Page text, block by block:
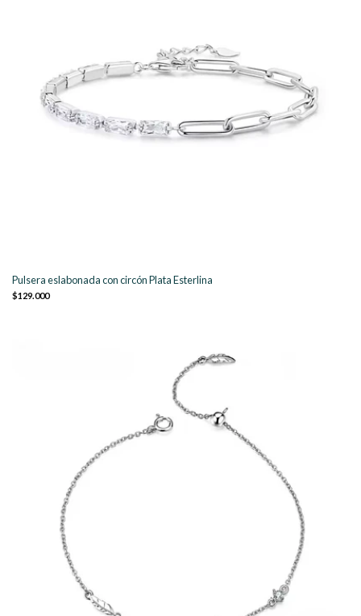
Pulsera eslabonada con circón Plata Esterlina
$129.000